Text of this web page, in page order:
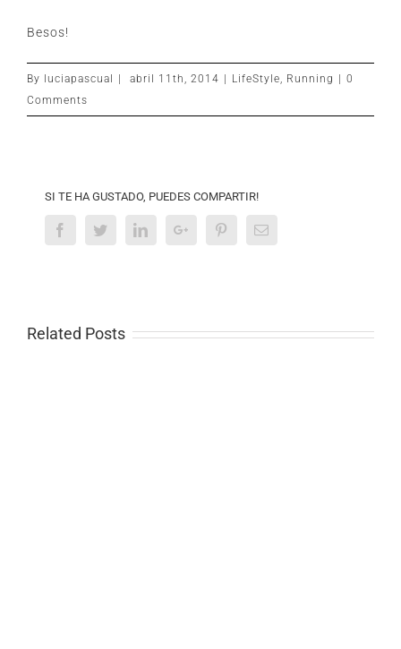
Besos!
By luciapascual abril 11th, 2014 LifeStyle, Running
0
Comments
SI TE HA GUSTADO, PUEDES COMPARTIR!
FacebookTwitter LinkedinGoogle+Pinterest
Related Posts